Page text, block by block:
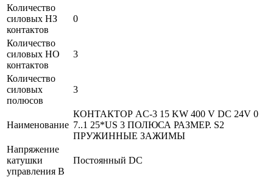
Количество
силовых НЗ
контактов
0
Количество
силовых НО
контактов
3
Количество
силовых
полюсов
3
Наименование
КОНТАКТОР AC-3 15 KW 400 V DC 24V 0
7..1 25*US 3 ПОЛЮСА РАЗМЕР. S2
ПРУЖИННЫЕ ЗАЖИМЫ
Напряжение
катушки
управления В
Постоянный DC